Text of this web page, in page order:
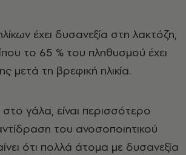
έχει δυσανεξία στη λακτόζη,
το 65 % του πληθυσμού έχει
μετά τη βρεφική ηλικία.
στο γάλα, είναι περισσότερο
του ανοσοποιητικού
ότι πολλά άτομα με δυσανεξία